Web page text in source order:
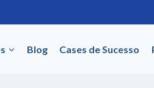
Blog Cases de Sucesso